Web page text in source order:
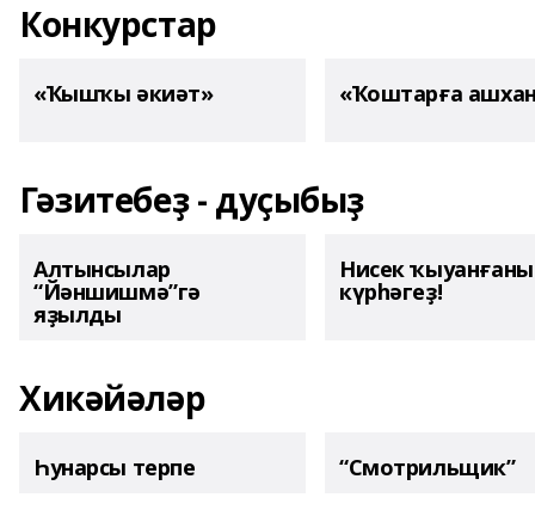
Конкурстар
«Ҡышҡы әкиәт» «Ҡоштарға
Гәзитебеҙ - дуҫыбыҙ
Алтынсылар
“Йәншишмә”гә
яҙылды
Нисек
күрһәгеҙ!
Хикәйәләр
Һунарсы терпе “Смотрильщик”